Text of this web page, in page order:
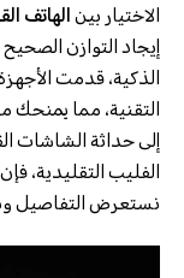
الاختيار بينالهاتف
إيجاد التوازن
الذكية، قدمت
التقنية، مما
إلى حداثة الشاشات
الفليب التقليدية،
نستعرض التفاصيل